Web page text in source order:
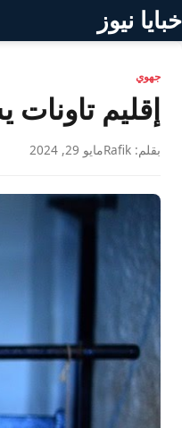
خبايا نيوز
جهوي
إقليم
بقلم: Rafik مايو 29, 2024